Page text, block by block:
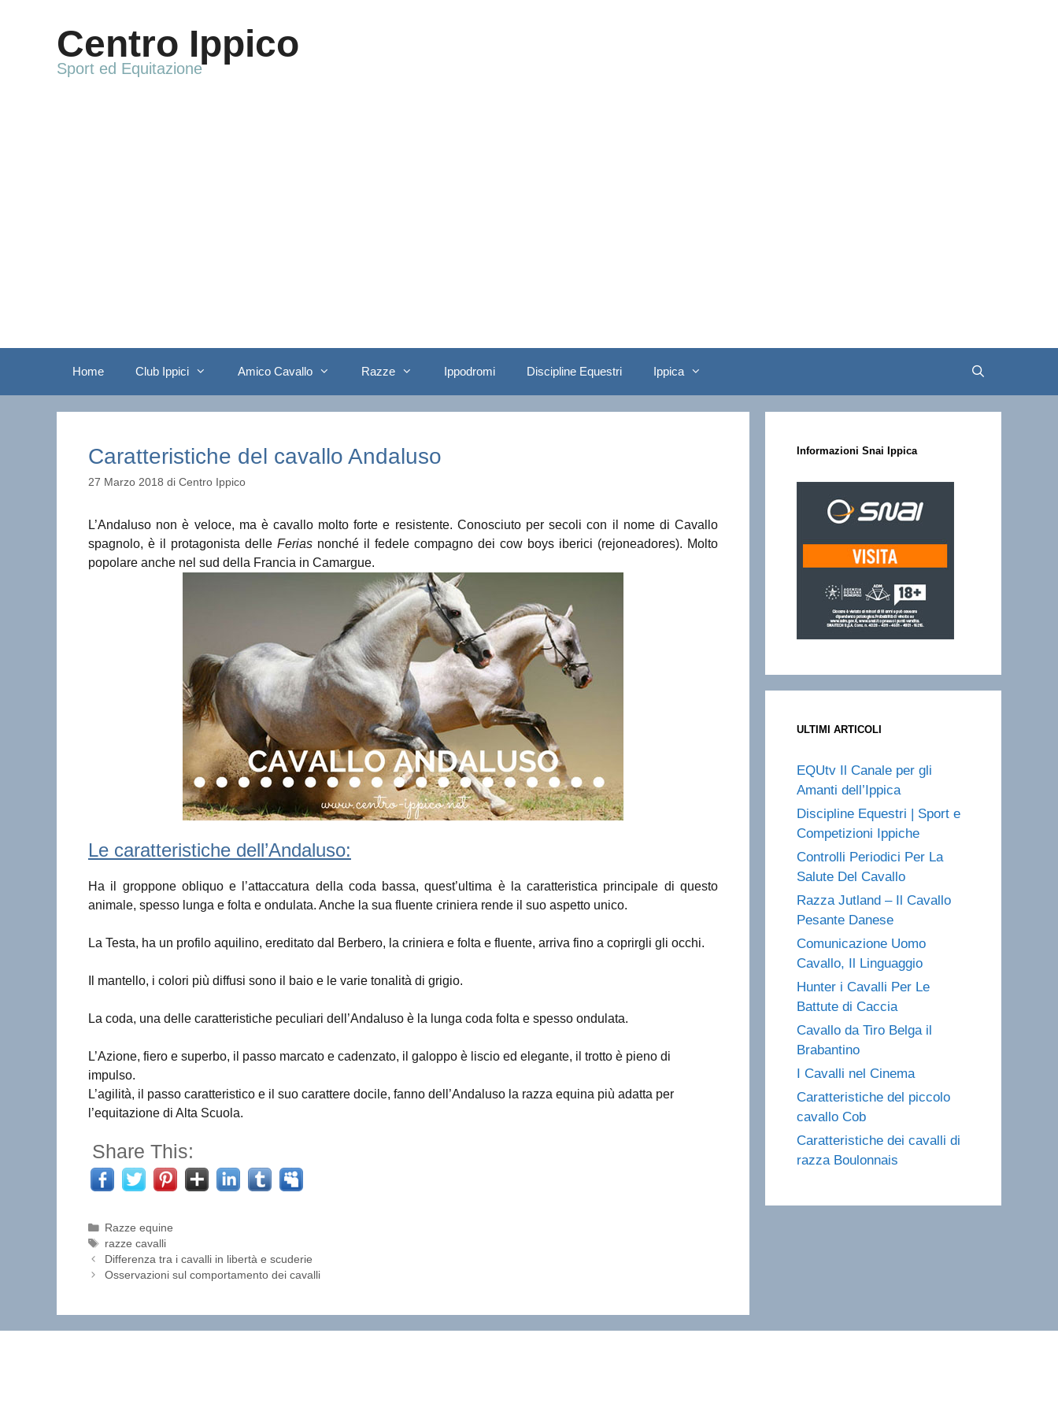
Centro Ippico
Sport ed Equitazione
Home Club Ippici Amico Cavallo Razze Ippodromi Discipline Equestri Ippica
Caratteristiche del cavallo Andaluso
27 Marzo 2018 di Centro Ippico
L’Andaluso non è veloce, ma è cavallo molto forte e resistente. Conosciuto per secoli con il nome di Cavallo
spagnolo, è il protagonista delle Ferias nonché il fedele compagno dei cow boys iberici (rejoneadores). Molto
popolare anche nel sud della Francia in Camargue.
Le caratteristiche dell’Andaluso:
Ha il groppone obliquo e l’attaccatura della coda bassa, quest’ultima è la caratteristica principale di questo
animale, spesso lunga e folta e ondulata. Anche la sua fluente criniera rende il suo aspetto unico.
La Testa, ha un profilo aquilino, ereditato dal Berbero, la criniera e folta e fluente, arriva fino a coprirgli gli occhi.
Il mantello, i colori più diffusi sono il baio e le varie tonalità di grigio.
La coda, una delle caratteristiche peculiari dell’Andaluso è la lunga coda folta e spesso ondulata.
L’Azione, fiero e superbo, il passo marcato e cadenzato, il galoppo è liscio ed elegante, il trotto è pieno di
impulso.
L’agilità, il passo caratteristico e il suo carattere docile, fanno dell’Andaluso la razza equina più adatta per
l’equitazione di Alta Scuola.
Share This:
Categorie
Razze equine
Tag
razze cavalli
Differenza tra i cavalli in libertà e scuderie
Osservazioni sul comportamento dei cavalli
Informazioni Snai Ippica
ULTIMI ARTICOLI
EQUtv Il Canale per gli
Amanti dell’Ippica
Discipline Equestri | Sport e
Competizioni Ippiche
Controlli Periodici Per La
Salute Del Cavallo
Razza Jutland – Il Cavallo
Pesante Danese
Comunicazione Uomo
Cavallo, Il Linguaggio
Hunter i Cavalli Per Le
Battute di Caccia
Cavallo da Tiro Belga il
Brabantino
I Cavalli nel Cinema
Caratteristiche del piccolo
cavallo Cob
Caratteristiche dei cavalli di
razza Boulonnais